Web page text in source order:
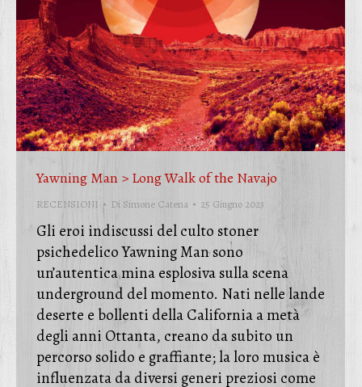
Yawning Man > Long Walk of the Navajo
RECENSIONI Di Simone Catena 25 Giugno 2023
Gli eroi indiscussi del culto stoner
psichedelico Yawning Man sono
un’autentica mina esplosiva sulla scena
underground del momento. Nati nelle lande
deserte e bollenti della California a metà
degli anni Ottanta, creano da subito un
percorso solido e graffiante; la loro musica è
influenzata da diversi generi preziosi come